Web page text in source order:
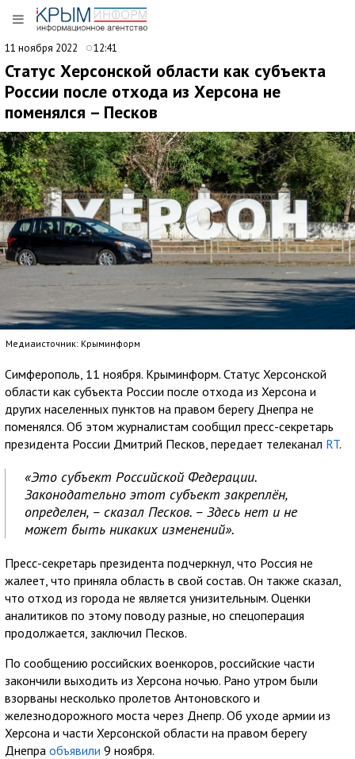
11 ноября 2022 12:41
Статус Херсонской области как субъекта
России после отхода из Херсона не
поменялся – Песков
Медиаисточник: Крыминформ
Симферополь, 11 ноября. Крыминформ. Статус Херсонской
области как субъекта России после отхода из Херсона и
других населенных пунктов на правом берегу Днепра не
поменялся. Об этом журналистам сообщил пресс-секретарь
президента России Дмитрий Песков, передает телеканал RT.
«Это субъект Российской Федерации.
Законодательно этот субъект закреплён,
определен, – сказал Песков. – Здесь нет и не
может быть никаких изменений».
Пресс-секретарь президента подчеркнул, что Россия не
жалеет, что приняла область в свой состав. Он также сказал,
что отход из города не является унизительным. Оценки
аналитиков по этому поводу разные, но спецоперация
продолжается, заключил Песков.
По сообщению российских военкоров, российские части
закончили выходить из Херсона ночью. Рано утром были
взорваны несколько пролетов Антоновского и
железнодорожного моста через Днепр. Об уходе армии из
Херсона и части Херсонской области на правом берегу
Днепра объявили 9 ноября.